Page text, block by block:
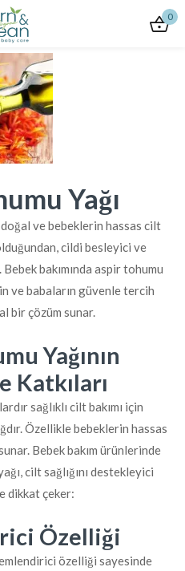
0
Yağı
ve bebeklerin hassas cilt
cildi besleyici ve
bakımında aspir tohumu
ve babaların güvenle tercih
bir çözüm sunar.
Yağının
Katkıları
sağlıklı cilt bakımı için
Özellikle bebeklerin hassas
Bebek bakım ürünlerinde
cilt sağlığını destekleyici
dikkat çeker:
Özelliği
özelliği sayesinde
Yap
Oluştur